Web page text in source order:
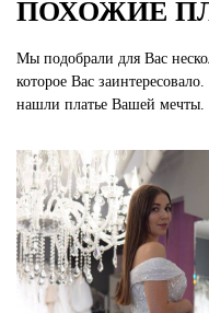
ПОХОЖИЕ
Мы подобрали для Вас
которое Вас
нашли платье Вашей мечты.